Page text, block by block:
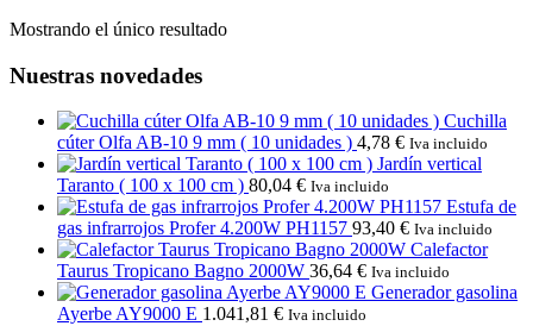
Mostrando el único resultado
Nuestras novedades
Cuchilla
cúter Olfa AB-10 9 mm ( 10 unidades ) 4,78 € Iva incluido
Jardín vertical
Taranto ( 100 x 100 cm ) 80,04 € Iva incluido
Estufa de
gas infrarrojos Profer 4.200W PH1157 93,40 € Iva incluido
Calefactor
Taurus Tropicano Bagno 2000W 36,64 € Iva incluido
Generador gasolina
Ayerbe AY9000 E 1.041,81 € Iva incluido